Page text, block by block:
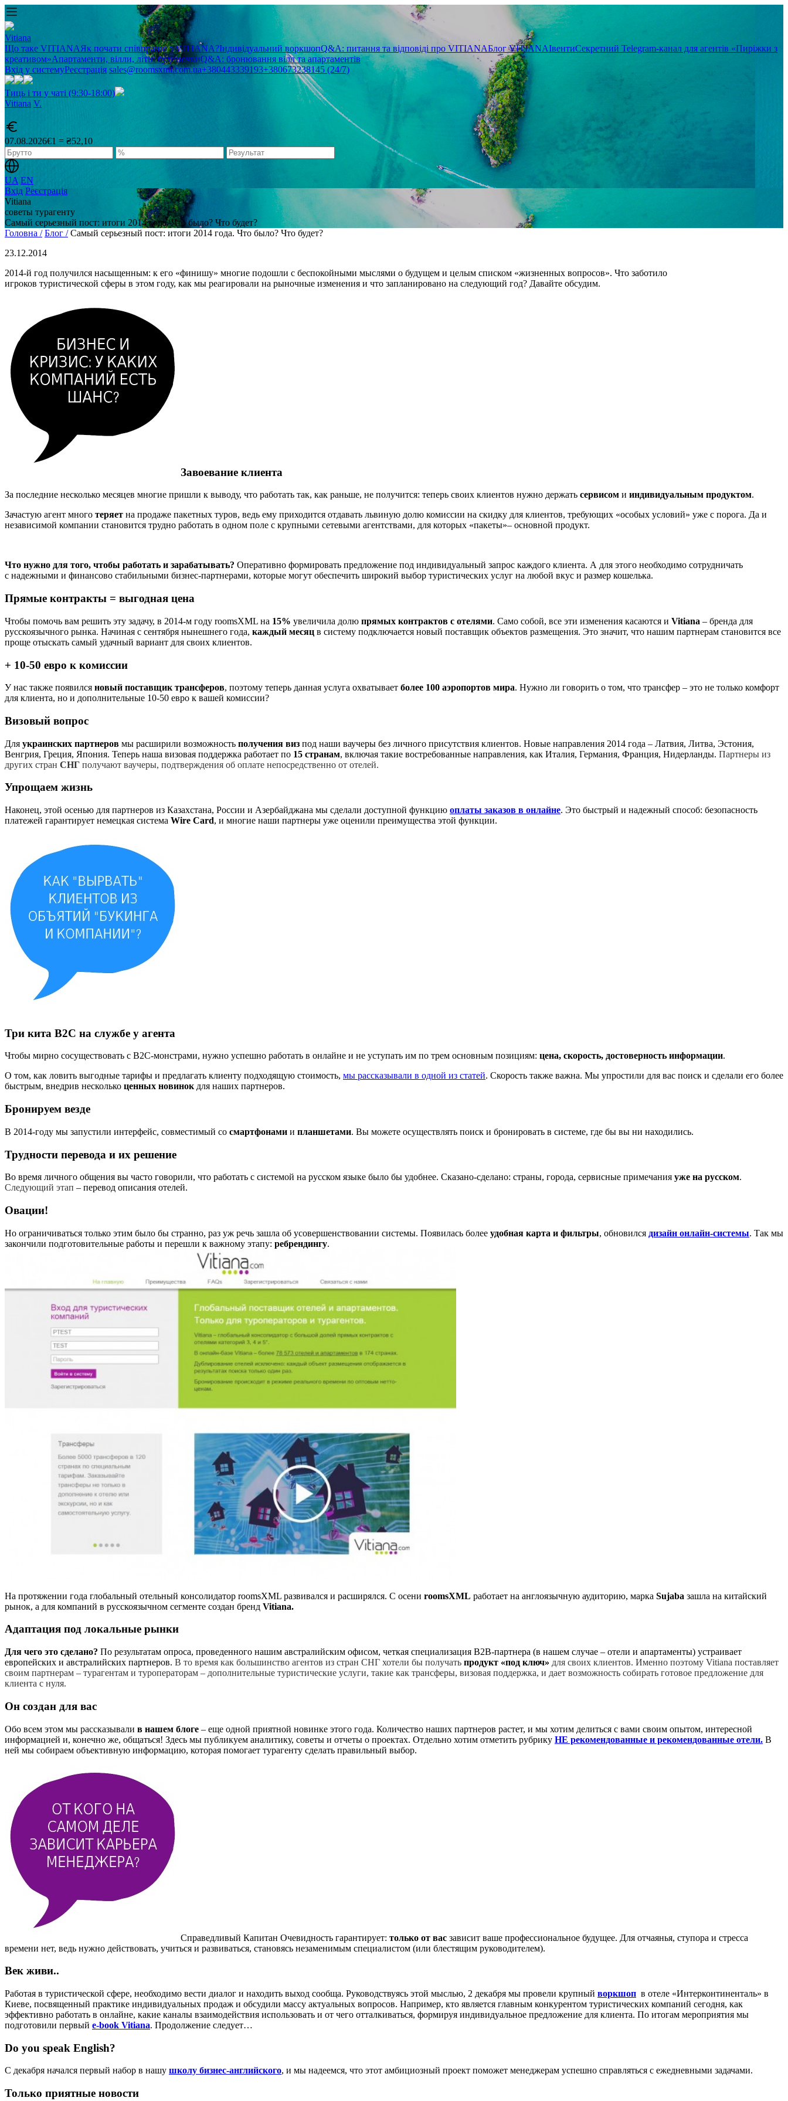
Vitiana
Що таке VITIANAЯк почати співпрацю з VITIANA?Індивідуальний воркшопQ&A: питання та відповіді про VITIANAБлог VITIANAІвентиСекретний Telegram-канал для агентів «Пиріжки з
креативом»Апартаменти, вілли, літні будиночкиQ&A: бронювання вілл та апартаментів
Вхід у системуРеєстрація sales@roomsxml.com.ua+380443339193+380673238145 (24/7)
Тиць і ти у чаті (9:30-18:00)
Vitiana V.
07.08.2026€1 = ₴52,10
UA EN
Вхід Реєстрація
Vitiana
советы турагенту
Самый серьезный пост: итоги 2014 года. Что было? Что будет?
Головна / Блог / Самый серьезный пост: итоги 2014 года. Что было? Что будет?
23.12.2014
2014-й год получился насыщенным: к его «финишу» многие подошли с беспокойными мыслями о будущем и целым списком «жизненных вопросов». Что заботило
игроков туристической сферы в этом году, как мы реагировали на рыночные изменения и что запланировано на следующий год? Давайте обсудим.
Завоевание клиента
За последние несколько месяцев многие пришли к выводу, что работать так, как раньше, не получится: теперь своих клиентов нужно держать сервисом и индивидуальным продуктом.
Зачастую агент много теряет на продаже пакетных туров, ведь ему приходится отдавать львиную долю комиссии на скидку для клиентов, требующих «особых условий» уже с порога. Да и
независимой компании становится трудно работать в одном поле с крупными сетевыми агентствами, для которых «пакеты»– основной продукт.
Что нужно для того, чтобы работать и зарабатывать? Оперативно формировать предложение под индивидуальный запрос каждого клиента. А для этого необходимо сотрудничать
с надежными и финансово стабильными бизнес-партнерами, которые могут обеспечить широкий выбор туристических услуг на любой вкус и размер кошелька.
Прямые контракты = выгодная цена
Чтобы помочь вам решить эту задачу, в 2014-м году roomsXML на 15% увеличила долю прямых контрактов с отелями. Само собой, все эти изменения касаются и Vitiana – бренда для
русскоязычного рынка. Начиная с сентября нынешнего года, каждый месяц в систему подключается новый поставщик объектов размещения. Это значит, что нашим партнерам становится все
проще отыскать самый удачный вариант для своих клиентов.
+ 10-50 евро к комиссии
У нас также появился новый поставщик трансферов, поэтому теперь данная услуга охватывает более 100 аэропортов мира. Нужно ли говорить о том, что трансфер – это не только комфорт
для клиента, но и дополнительные 10-50 евро к вашей комиссии?
Визовый вопрос
Для украинских партнеров мы расширили возможность получения виз под наши ваучеры без личного присутствия клиентов. Новые направления 2014 года – Латвия, Литва, Эстония,
Венгрия, Греция, Япония. Теперь наша визовая поддержка работает по 15 странам, включая такие востребованные направления, как Италия, Германия, Франция, Нидерланды. Партнеры из
других стран СНГ получают ваучеры, подтверждения об оплате непосредственно от отелей.
Упрощаем жизнь
Наконец, этой осенью для партнеров из Казахстана, России и Азербайджана мы сделали доступной функцию оплаты заказов в онлайне. Это быстрый и надежный способ: безопасность
платежей гарантирует немецкая система Wire Card, и многие наши партнеры уже оценили преимущества этой функции.
Три кита В2С на службе у агента
Чтобы мирно сосуществовать с B2C-монстрами, нужно успешно работать в онлайне и не уступать им по трем основным позициям: цена, скорость, достоверность информации.
О том, как ловить выгодные тарифы и предлагать клиенту подходящую стоимость, мы рассказывали в одной из статей. Скорость также важна. Мы упростили для вас поиск и сделали его более
быстрым, внедрив несколько ценных новинок для наших партнеров.
Бронируем везде
В 2014-году мы запустили интерфейс, совместимый со смартфонами и планшетами. Вы можете осуществлять поиск и бронировать в системе, где бы вы ни находились.
Трудности перевода и их решение
Во время личного общения вы часто говорили, что работать с системой на русском языке было бы удобнее. Сказано-сделано: страны, города, сервисные примечания уже на русском.
Следующий этап – перевод описания отелей.
Овации!
Но ограничиваться только этим было бы странно, раз уж речь зашла об усовершенствовании системы. Появилась более удобная карта и фильтры, обновился дизайн онлайн-системы. Так мы
закончили подготовительные работы и перешли к важному этапу: ребрендингу.
На протяжении года глобальный отельный консолидатор roomsXML развивался и расширялся. С осени roomsXML работает на англоязычную аудиторию, марка Sujaba зашла на китайский
рынок, а для компаний в русскоязычном сегменте создан бренд Vitiana.
Адаптация под локальные рынки
Для чего это сделано? По результатам опроса, проведенного нашим австралийским офисом, четкая специализация B2B-партнера (в нашем случае – отели и апартаменты) устраивает
европейских и австралийских партнеров. В то время как большинство агентов из стран СНГ хотели бы получать продукт «под ключ» для своих клиентов. Именно поэтому Vitiana поставляет
своим партнерам – турагентам и туроператорам – дополнительные туристические услуги, такие как трансферы, визовая поддержка, и дает возможность собирать готовое предложение для
клиента с нуля.
Он создан для вас
Обо всем этом мы рассказывали в нашем блоге – еще одной приятной новинке этого года. Количество наших партнеров растет, и мы хотим делиться с вами своим опытом, интересной
информацией и, конечно же, общаться! Здесь мы публикуем аналитику, советы и отчеты о проектах. Отдельно хотим отметить рубрику НЕ рекомендованные и рекомендованные отели. В
ней мы собираем объективную информацию, которая помогает турагенту сделать правильный выбор.
Справедливый Капитан Очевидность гарантирует: только от вас зависит ваше профессиональное будущее. Для отчаянья, ступора и стресса
времени нет, ведь нужно действовать, учиться и развиваться, становясь незаменимым специалистом (или блестящим руководителем).
Век живи..
Работая в туристической сфере, необходимо вести диалог и находить выход сообща. Руководствуясь этой мыслью, 2 декабря мы провели крупный воркшоп в отеле «Интерконтиненталь» в
Киеве, посвященный практике индивидуальных продаж и обсудили массу актуальных вопросов. Например, кто является главным конкурентом туристических компаний сегодня, как
эффективно работать в онлайне, какие каналы взаимодействия использовать и от чего отталкиваться, формируя индивидуальное предложение для клиента. По итогам мероприятия мы
подготовили первый e-book Vitiana. Продолжение следует…
Do you speak English?
С декабря начался первый набор в нашу школу бизнес-английского, и мы надеемся, что этот амбициозный проект поможет менеджерам успешно справляться с ежедневными задачами.
Только приятные новости